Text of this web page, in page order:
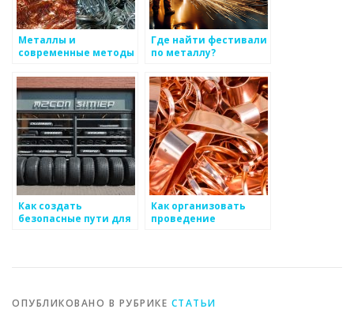
Металлы и
современные методы
Где найти фестивали
по металлу?
Как создать
безопасные пути для
Как организовать
проведение
ОПУБЛИКОВАНО В РУБРИКЕ СТАТЬИ